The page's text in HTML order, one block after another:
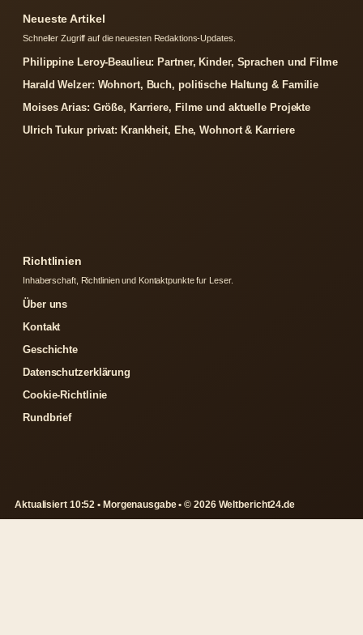
Neueste Artikel
Schneller Zugriff auf die neuesten Redaktions-Updates.
Philippine Leroy-Beaulieu: Partner, Kinder, Sprachen und Filme
Harald Welzer: Wohnort, Buch, politische Haltung & Familie
Moises Arias: Größe, Karriere, Filme und aktuelle Projekte
Ulrich Tukur privat: Krankheit, Ehe, Wohnort & Karriere
Richtlinien
Inhaberschaft, Richtlinien und Kontaktpunkte fur Leser.
Über uns
Kontakt
Geschichte
Datenschutzerklärung
Cookie-Richtlinie
Rundbrief
Aktualisiert 10:52 • Morgenausgabe • © 2026 Weltbericht24.de